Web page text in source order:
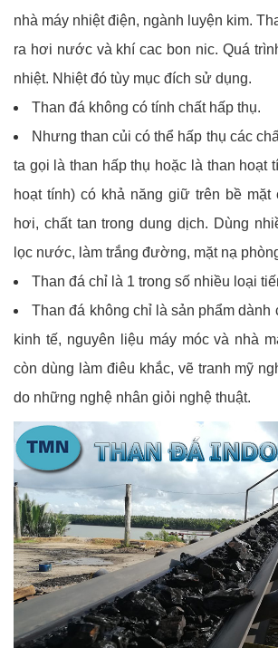
nhà máy nhiệt điện, ngành luyện kim.
ra hơi nước và khí cac bon nic. Quá
nhiệt. Nhiệt đó tùy mục đích sử dụng.
Than đá không có tính chất hấp thụ.
Nhưng than củi có thể hấp thụ các
ta gọi là than hấp thụ hoặc là than hoạt
hoạt tính) có khả năng giữ trên bề mặt
hơi, chất tan trong dung dịch. Dùng
lọc nước, làm trắng đường, mặt nạ
Than đá chỉ là 1 trong số nhiều loại
Than đá không chỉ là sản phẩm dành
kinh tế, nguyên liệu máy móc và nhà
còn dùng làm điêu khắc, vẽ tranh mỹ
do những nghệ nhân giỏi nghệ thuật.